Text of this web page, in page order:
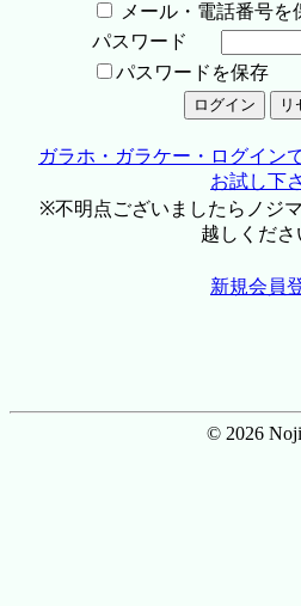
メール・電話番号を
パスワード
パスワードを保存
ガラホ・ガラケー・ログイン
お試し下
※不明点ございましたらノジ
越しくださ
新規会員
© 2026